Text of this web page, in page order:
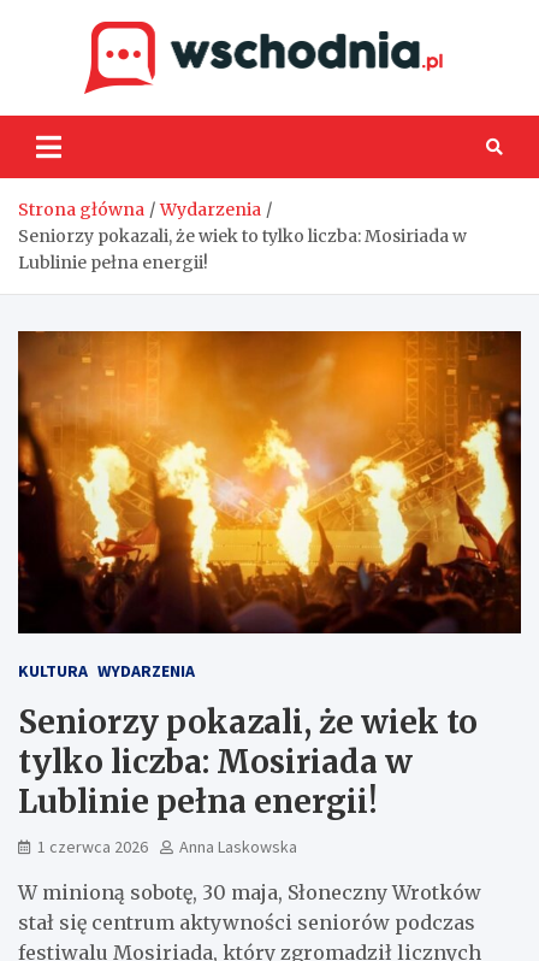
Strona główna
Wydarzenia
Seniorzy pokazali, że wiek to tylko liczba: Mosiriada w
Lublinie pełna energii!
KULTURA WYDARZENIA
Seniorzy pokazali, że wiek to
tylko liczba: Mosiriada w
Lublinie pełna energii!
1 czerwca 2026 Anna Laskowska
W minioną sobotę, 30 maja, Słoneczny Wrotków
stał się centrum aktywności seniorów podczas
festiwalu Mosiriada, który zgromadził licznych